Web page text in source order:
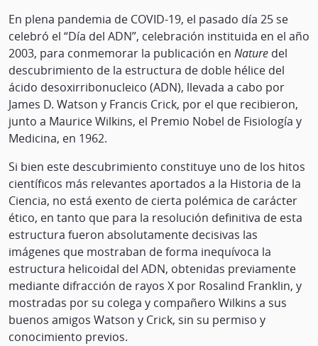
En plena pandemia de COVID-19, el pasado día 25 se
celebró el “Día del ADN”, celebración instituida en el año
2003, para conmemorar la publicación en Nature del
descubrimiento de la estructura de doble hélice del
ácido desoxirribonucleico (ADN), llevada a cabo por
James D. Watson y Francis Crick, por el que recibieron,
junto a Maurice Wilkins, el Premio Nobel de Fisiología y
Medicina, en 1962.
Si bien este descubrimiento constituye uno de los hitos
científicos más relevantes aportados a la Historia de la
Ciencia, no está exento de cierta polémica de carácter
ético, en tanto que para la resolución definitiva de esta
estructura fueron absolutamente decisivas las
imágenes que mostraban de forma inequívoca la
estructura helicoidal del ADN, obtenidas previamente
mediante difracción de rayos X por Rosalind Franklin, y
mostradas por su colega y compañero Wilkins a sus
buenos amigos Watson y Crick, sin su permiso y
conocimiento previos.